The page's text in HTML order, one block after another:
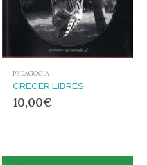
PEDAGOGÍA
CRECER LIBRES
10,00€